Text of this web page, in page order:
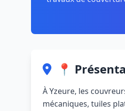
📍
À Yzeure, les
mécaniques, tuiles